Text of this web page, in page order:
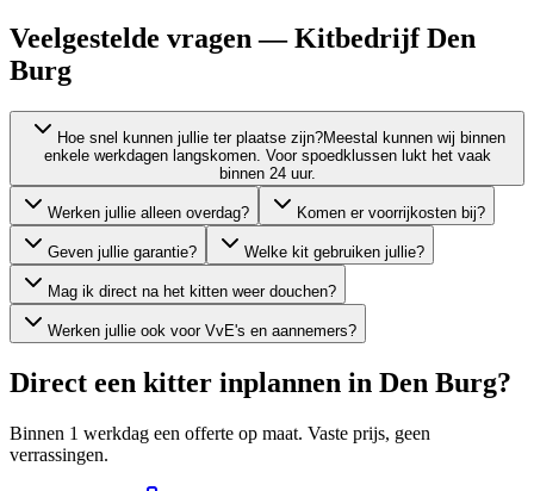
Veelgestelde vragen — Kitbedrijf Den
Burg
Hoe snel kunnen jullie ter plaatse zijn?Meestal kunnen wij binnen
enkele werkdagen langskomen. Voor spoedklussen lukt het vaak
binnen 24 uur.
Werken jullie alleen overdag? Komen er voorrijkosten bij?
Geven jullie garantie? Welke kit gebruiken jullie?
Mag ik direct na het kitten weer douchen?
Werken jullie ook voor VvE's en aannemers?
Direct een kitter inplannen in Den Burg?
Binnen 1 werkdag een offerte op maat. Vaste prijs, geen
verrassingen.